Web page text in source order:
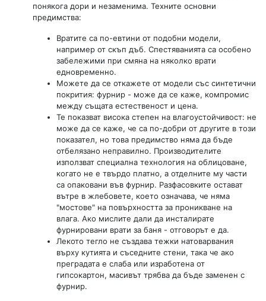
понякога дори и незаменима. Техните основни
предимства:
Вратите са по-евтини от подобни модели,
например от скъп дъб. Спестяванията са особено
забележими при смяна на няколко врати
едновременно.
Можете да се откажете от модели със синтетични
покрития: фурнир - може да се каже, компромис
между същата естественост и цена.
Те показват висока степен на влагоустойчивост: не
може да се каже, че са по-добри от другите в този
показател, но това предимство няма да бъде
отбелязано неправилно. Производителите
използват специална технология на облицоване,
когато не е твърдо платно, а отделните му части
са опаковани във фурнир. Разфасовките остават
вътре в жлебовете, което означава, че няма
"мостове" на повърхността за проникване на
влага. Ако мислите дали да инсталирате
фурнировани врати за баня - отговорът е да.
Лекото тегло не създава тежки натоварвания
върху кутията и съседните стени, така че ако
преградата е слаба или изработена от
гипсокартон, масивът трябва да бъде заменен с
фурнир.